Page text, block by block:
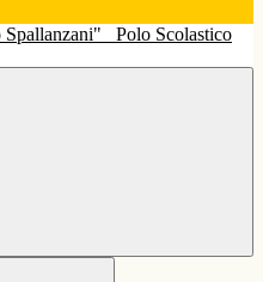
Polo Scolastico